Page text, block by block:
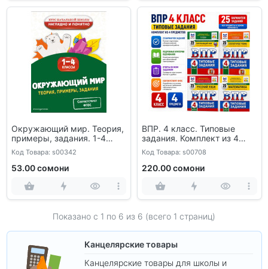
Окружающий мир. Теория,
примеры, задания. 1-4
классы
Код Товара: s00342
53.00 сомони
ВПР. 4 класс. Типовые
задания. Комплект из 4
предметов
Код Товара: s00708
220.00 сомони
Показано с 1 по 6 из 6 (всего 1 страниц)
Канцелярские товары
Канцелярские товары для школы и